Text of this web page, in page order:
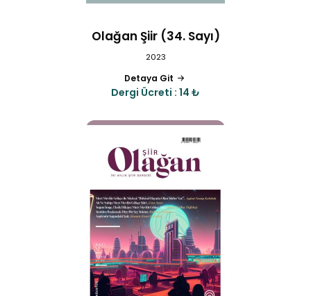
Olağan Şiir (34. Sayı)
2023
Detaya Git
Dergi Ücreti : 14 ₺